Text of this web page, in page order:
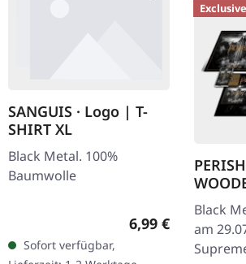
SANGUIS · Logo | T-
SHIRT XL
Black Metal. 100%
Baumwolle
Regulärer Preis:
6,99 €
Sofort verfügbar,
Exclusive
Black
am